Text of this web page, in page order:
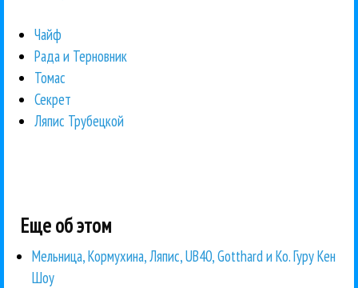
Чайф
Рада и Терновник
Томас
Секрет
Ляпис Трубецкой
Еще об этом
Мельница, Кормухина, Ляпис, UB40, Gotthard и Ко. Гуру Кен
Шоу